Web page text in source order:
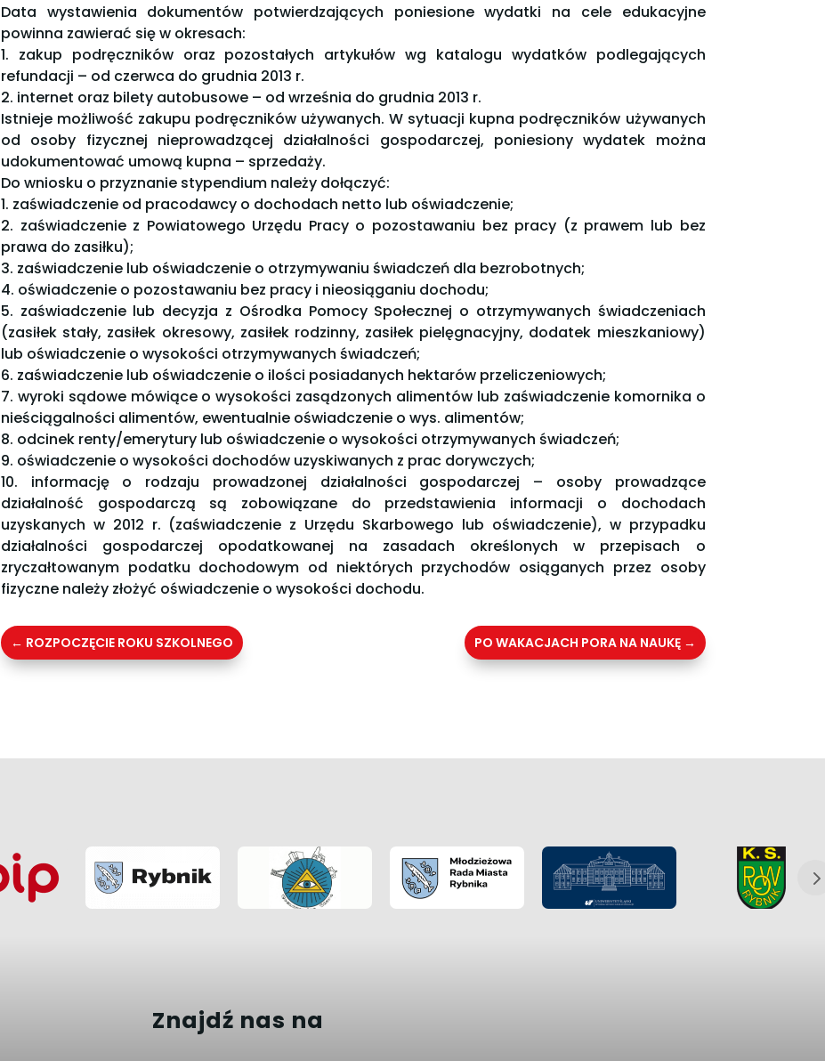
Data wystawienia dokumentów potwierdzających poniesione wydatki na cele edukacyjne
powinna zawierać się w okresach:
1. zakup podręczników oraz pozostałych artykułów wg katalogu wydatków podlegających
refundacji – od czerwca do grudnia 2013 r.
2. internet oraz bilety autobusowe – od września do grudnia 2013 r.
Istnieje możliwość zakupu podręczników używanych. W sytuacji kupna podręczników używanych
od osoby fizycznej nieprowadzącej działalności gospodarczej, poniesiony wydatek można
udokumentować umową kupna – sprzedaży.
Do wniosku o przyznanie stypendium należy dołączyć:
1. zaświadczenie od pracodawcy o dochodach netto lub oświadczenie;
2. zaświadczenie z Powiatowego Urzędu Pracy o pozostawaniu bez pracy (z prawem lub bez
prawa do zasiłku);
3. zaświadczenie lub oświadczenie o otrzymywaniu świadczeń dla bezrobotnych;
4. oświadczenie o pozostawaniu bez pracy i nieosiąganiu dochodu;
5. zaświadczenie lub decyzja z Ośrodka Pomocy Społecznej o otrzymywanych świadczeniach
(zasiłek stały, zasiłek okresowy, zasiłek rodzinny, zasiłek pielęgnacyjny, dodatek mieszkaniowy)
lub oświadczenie o wysokości otrzymywanych świadczeń;
6. zaświadczenie lub oświadczenie o ilości posiadanych hektarów przeliczeniowych;
7. wyroki sądowe mówiące o wysokości zasądzonych alimentów lub zaświadczenie komornika o
nieściągalności alimentów, ewentualnie oświadczenie o wys. alimentów;
8. odcinek renty/emerytury lub oświadczenie o wysokości otrzymywanych świadczeń;
9. oświadczenie o wysokości dochodów uzyskiwanych z prac dorywczych;
10. informację o rodzaju prowadzonej działalności gospodarczej – osoby prowadzące
działalność gospodarczą są zobowiązane do przedstawienia informacji o dochodach
uzyskanych w 2012 r. (zaświadczenie z Urzędu Skarbowego lub oświadczenie), w przypadku
działalności gospodarczej opodatkowanej na zasadach określonych w przepisach o
zryczałtowanym podatku dochodowym od niektórych przychodów osiąganych przez osoby
fizyczne należy złożyć oświadczenie o wysokości dochodu.
← ROZPOCZĘCIE ROKU SZKOLNEGO PO WAKACJACH PORA NA NAUKĘ→
Znajdź nas na